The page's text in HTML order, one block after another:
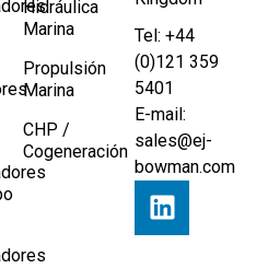
Hidráulica
Marina
Propulsión
Marina
CHP /
Cogeneración
Tel: +44
(0)121 359
5401
E-mail:
sales@ej-
bowman.com